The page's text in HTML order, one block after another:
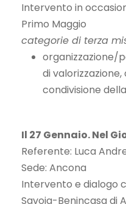
Intervento in
Primo Maggio
categorie di terza
organizzazione/
di
condivisione
Il 27 Gennaio. Nel
Referente: Luca
Sede: Ancona
Intervento e dialogo
Savoia-Benincasa di